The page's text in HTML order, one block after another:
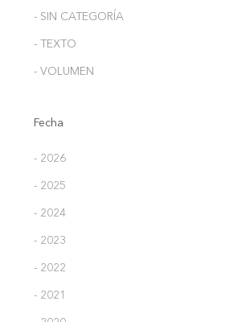
- SIN CATEGORÍA
- TEXTO
- VOLUMEN
Fecha
- 2026
- 2025
- 2024
- 2023
- 2022
- 2021